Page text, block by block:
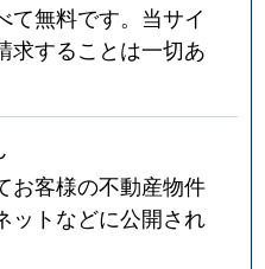
て無料です。当サイ
求することは一切あ
お客様の不動産物件
ットなどに公開され